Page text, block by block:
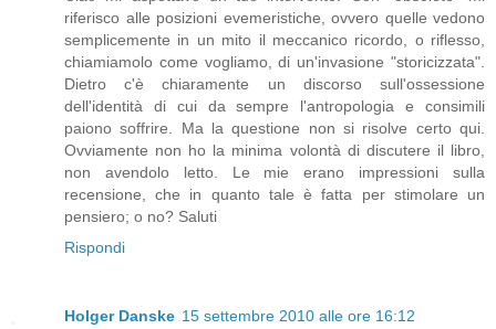
riferisco alle posizioni evemeristiche, ovvero quelle vedono
semplicemente in un mito il meccanico ricordo, o riflesso,
chiamiamolo come vogliamo, di un'invasione "storicizzata".
Dietro c'è chiaramente un discorso sull'ossessione
dell'identità di cui da sempre l'antropologia e consimili
paiono soffrire. Ma la questione non si risolve certo qui.
Ovviamente non ho la minima volontà di discutere il libro,
non avendolo letto. Le mie erano impressioni sulla
recensione, che in quanto tale è fatta per stimolare un
pensiero; o no? Saluti
Rispondi
Holger Danske 15 settembre 2010 alle ore 16:12